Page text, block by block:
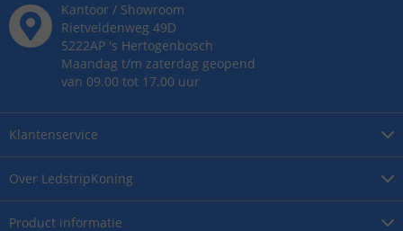
Over LedstripKoning
Product informatie
Klantenservice
Kantoor / Showroom
Rietveldenweg 49D
5222AP 's Hertogenbosch
Maandag t/m zaterdag geopend
van 09.00 tot 17.00 uur